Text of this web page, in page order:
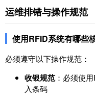
运维排错与操作规范
使用RFID系统有哪些
必须遵守以下操作规范：
收银规范：必须使
入条码